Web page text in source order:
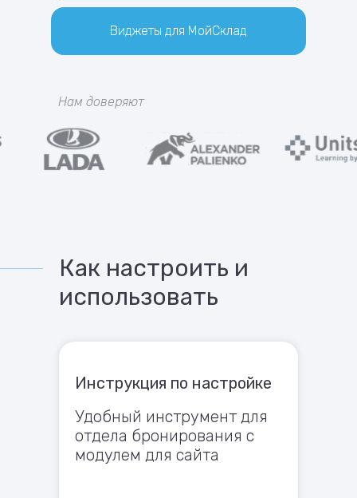
Нам доверяют
Виджеты для МойСклад
Как настроить и
использовать
Удобный инструмент для
отдела бронирования с
модулем для сайта
Инструкция по настройке